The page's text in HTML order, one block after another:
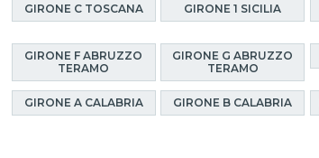
GIRONE C TOSCANA GIRONE 1 SICILIA
GIRONE F ABRUZZO
TERAMO
GIRONE G ABRUZZO
TERAMO
GIRONE A CALABRIA GIRONE B CALABRIA